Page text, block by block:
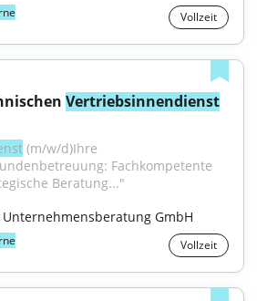
Vollzeit
Vertriebsinnendienst
(m/w/d)Ihre
Fachkompetente
Beratung..."
Unternehmensberatung GmbH
Vollzeit